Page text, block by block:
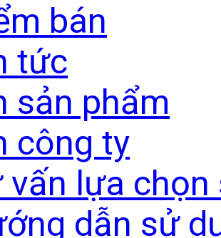
bán
tức
sản phẩm
công ty
vấn lựa chọn
dẫn sử